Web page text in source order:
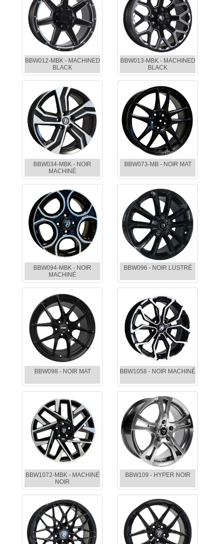
BBW012-MBK - MACHINED
BLACK
BBW013-MBK - MACHINED
BLACK
BBW034-MBK - NOIR
MACHINÉ
BBW073-MB - NOIR MAT
BBW094-MBK - NOIR
MACHINÉ
BBW096 - NOIR LUSTRÉ
BBW098 - NOIR MAT BBW1058 - NOIR MACHINÉ
BBW1072-MBK - MACHINÉ
NOIR
BBW109 - HYPER NOIR